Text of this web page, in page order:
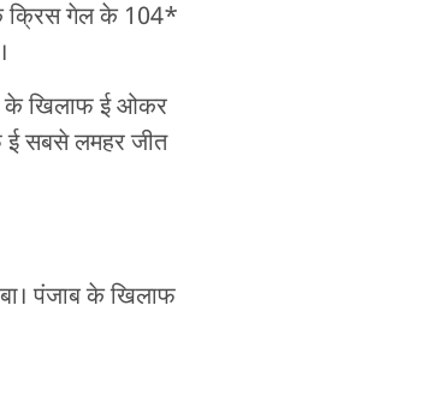
क्रिस गेल के 104*
के खिलाफ ई ओकर
ई सबसे लमहर जीत
पंजाब के खिलाफ